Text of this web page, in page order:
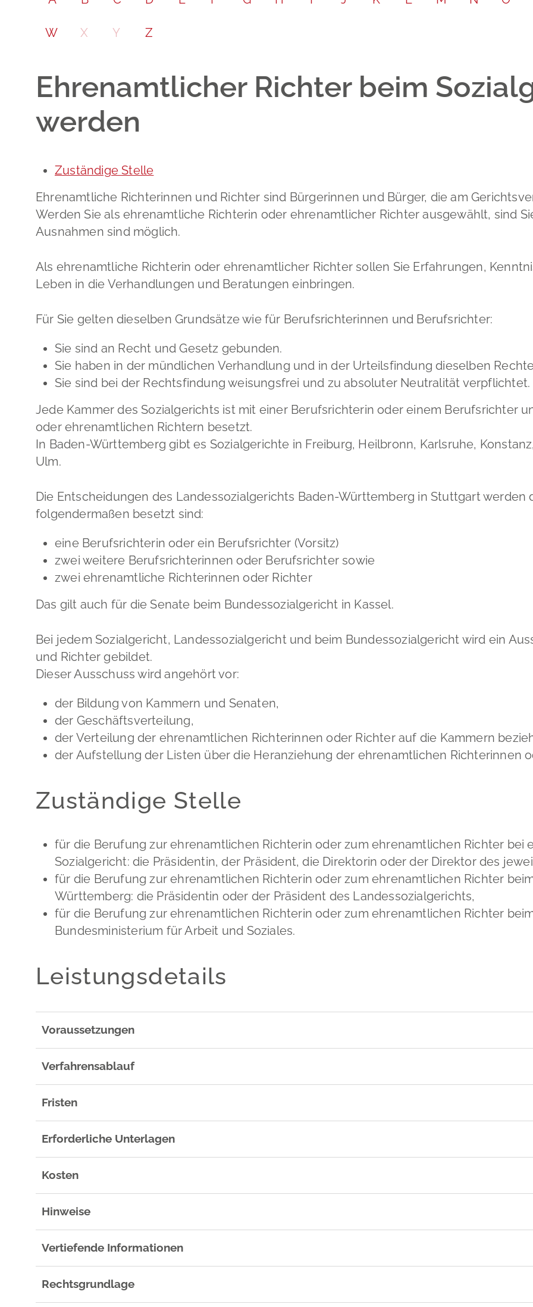
W X Y Z
Ehrenamtlicher Richter beim
werden
Zuständige Stelle
Ehrenamtliche Richterinnen und Richter sind Bürgerinnen und Bürger, die am
Werden Sie als ehrenamtliche Richterin oder ehrenamtlicher Richter ausgewählt, sind
Ausnahmen sind möglich.
Als ehrenamtliche Richterin oder ehrenamtlicher Richter sollen Sie Erfahrungen,
Leben in die Verhandlungen und Beratungen einbringen.
Für Sie gelten dieselben Grundsätze wie für Berufsrichterinnen und Berufsrichter:
Sie sind an Recht und Gesetz gebunden.
Sie haben in der mündlichen Verhandlung und in der Urteilsfindung dieselben
Sie sind bei der Rechtsfindung weisungsfrei und zu absoluter Neutralität verpflichtet.
Jede Kammer des Sozialgerichts ist mit einer Berufsrichterin oder einem Berufsrichter
oder ehrenamtlichen Richtern besetzt.
In Baden-Württemberg gibt es Sozialgerichte in Freiburg, Heilbronn, Karlsruhe,
Ulm.
Die Entscheidungen des Landessozialgerichts Baden-Württemberg in Stuttgart werden
folgendermaßen besetzt sind:
eine Berufsrichterin oder ein Berufsrichter (Vorsitz)
zwei weitere Berufsrichterinnen oder Berufsrichter sowie
zwei ehrenamtliche Richterinnen oder Richter
Das gilt auch für die Senate beim Bundessozialgericht in Kassel.
Bei jedem Sozialgericht, Landessozialgericht und beim Bundessozialgericht wird ein
und Richter gebildet.
Dieser Ausschuss wird angehört vor:
der Bildung von Kammern und Senaten,
der Geschäftsverteilung,
der Verteilung der ehrenamtlichen Richterinnen oder Richter auf die Kammern
der Aufstellung der Listen über die Heranziehung der ehrenamtlichen Richterinnen
Zuständige Stelle
für die Berufung zur ehrenamtlichen Richterin oder zum ehrenamtlichen Richter bei
Sozialgericht: die Präsidentin, der Präsident, die Direktorin oder der Direktor des
für die Berufung zur ehrenamtlichen Richterin oder zum ehrenamtlichen Richter
Württemberg: die Präsidentin oder der Präsident des Landessozialgerichts,
für die Berufung zur ehrenamtlichen Richterin oder zum ehrenamtlichen Richter
Bundesministerium für Arbeit und Soziales.
Leistungsdetails
Voraussetzungen
Verfahrensablauf
Fristen
Erforderliche Unterlagen
Kosten
Hinweise
Vertiefende Informationen
Rechtsgrundlage
Leichte